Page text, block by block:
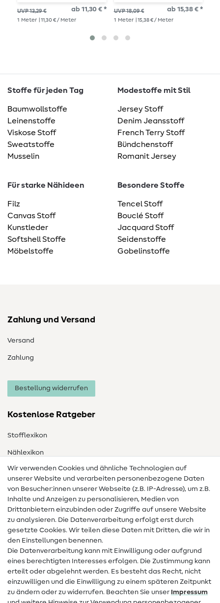
UVP 13,29 € ab 11,30 € *
1 Meter | 11,30 € / Meter
UVP 18,09 € ab 15,38 € *
1 Meter | 15,38 € / Meter
Stoffe für jeden Tag
Baumwollstoffe
Leinenstoffe
Viskose Stoff
Sweatstoffe
Musselin
Modestoffe mit Stil
Jersey Stoff
Denim Jeansstoff
French Terry Stoff
Bündchenstoff
Romanit Jersey
Für starke Nähideen
Filz
Canvas Stoff
Kunstleder
Softshell Stoffe
Möbelstoffe
Besondere Stoffe
Tencel Stoff
Bouclé Stoff
Jacquard Stoff
Seidenstoffe
Gobelinstoffe
Zahlung und Versand
Versand
Zahlung
Bestellung widerrufen
Kostenlose Ratgeber
Stofflexikon
Nählexikon
Nähanleitungen
Hilfe & Kontakt
Kontakt
Infos zum Betreiberwechsel
Widerrufsrecht
Beliebt
Wir verwenden Cookies und ähnliche Technologien auf
unserer Website und verarbeiten personenbezogene Daten
von Besucher:innen unserer Webseite (z.B. IP-Adresse), um z.B.
Inhalte und Anzeigen zu personalisieren, Medien von
Drittanbietern einzubinden oder Zugriffe auf unsere Website
zu analysieren. Die Datenverarbeitung erfolgt erst durch
gesetzte Cookies. Wir teilen diese Daten mit Dritten, die wir in
den Einstellungen benennen.
Die Datenverarbeitung kann mit Einwilligung oder aufgrund
eines berechtigten Interesses erfolgen. Die Zustimmung kann
erteilt oder abgelehnt werden. Es besteht das Recht, nicht
einzuwilligen und die Einwilligung zu einem späteren Zeitpunkt
zu ändern oder zu widerrufen. Beachten Sie unser Impressum